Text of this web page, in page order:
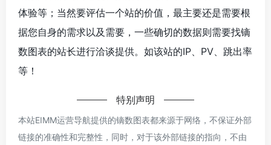
体验等；当然要评估一个站的价值，最主要还是需要根
据您自身的需求以及需要，一些确切的数据则需要找镝
数图表的站长进行洽谈提供。如该站的IP、PV、跳出率
等！
特别声明
本站EIMM运营导航提供的镝数图表都来源于网络，不保证外部
链接的准确性和完整性，同时，对于该外部链接的指向，不由